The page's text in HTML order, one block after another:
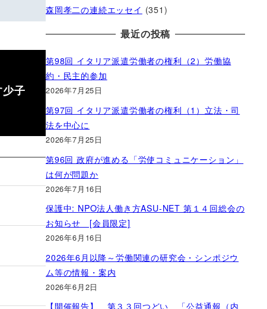
子
森岡孝二の連続エッセイ (351)
最近の投稿
第98回 イタリア派遣労働者の権利（2）労働協
約・民主的参加
2026年7月25日
第97回 イタリア派遣労働者の権利（1）立法・司
法を中心に
2026年7月25日
第96回 政府が進める「労使コミュニケーション」
は何が問題か
2026年7月16日
保護中: NPO法人働き方ASU-NET 第１４回総会の
お知らせ [会員限定]
2026年6月16日
2026年6月以降～労働関連の研究会・シンポジウ
ム等の情報・案内
2026年6月2日
【開催報告】 第３３回つどい 「公益通報（内